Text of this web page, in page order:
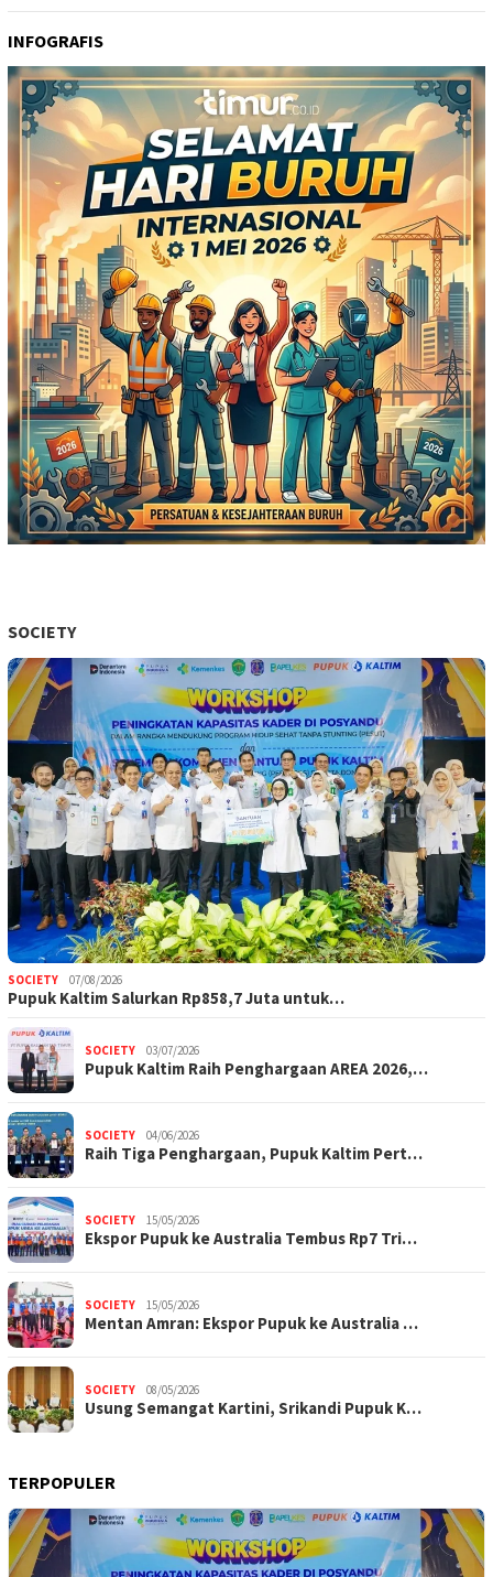
INFOGRAFIS
SOCIETY
SOCIETY 07/08/2026
Pupuk Kaltim Salurkan Rp858,7 Juta untuk…
SOCIETY 03/07/2026
Pupuk Kaltim Raih Penghargaan AREA 2026,…
SOCIETY 04/06/2026
Raih Tiga Penghargaan, Pupuk Kaltim Pert…
SOCIETY 15/05/2026
Ekspor Pupuk ke Australia Tembus Rp7 Tri…
SOCIETY 15/05/2026
Mentan Amran: Ekspor Pupuk ke Australia …
SOCIETY 08/05/2026
Usung Semangat Kartini, Srikandi Pupuk K…
TERPOPULER